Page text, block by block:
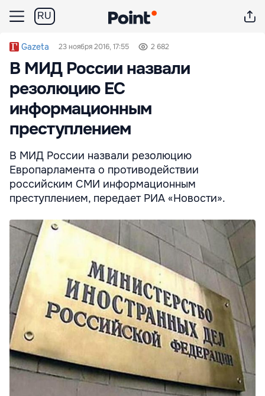
RU
Gazeta 23 ноября 2016, 17:55 2 682
В МИД России назвали
резолюцию ЕС
информационным
преступлением
В МИД России назвали резолюцию
Европарламента о противодействии
российским СМИ информационным
преступлением, передает РИА «Новости».